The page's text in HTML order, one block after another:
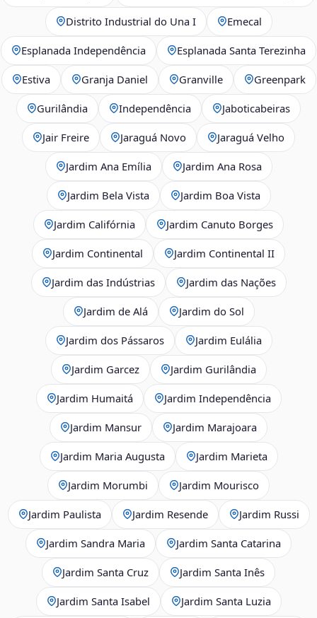
Distrito Industrial do Una I Emecal
Esplanada Independência Esplanada Santa Terezinha
Estiva Granja Daniel Granville Greenpark
Gurilândia Independência Jaboticabeiras
Jair Freire Jaraguá Novo Jaraguá Velho
Jardim Ana Emília Jardim Ana Rosa
Jardim Bela Vista Jardim Boa Vista
Jardim Califórnia Jardim Canuto Borges
Jardim Continental Jardim Continental II
Jardim das Indústrias Jardim das Nações
Jardim de Alá Jardim do Sol
Jardim dos Pássaros Jardim Eulália
Jardim Garcez Jardim Gurilândia
Jardim Humaitá Jardim Independência
Jardim Mansur Jardim Marajoara
Jardim Maria Augusta Jardim Marieta
Jardim Morumbi Jardim Mourisco
Jardim Paulista Jardim Resende Jardim Russi
Jardim Sandra Maria Jardim Santa Catarina
Jardim Santa Cruz Jardim Santa Inês
Jardim Santa Isabel Jardim Santa Luzia